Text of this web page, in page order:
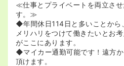
≪仕事とプライベートを両立さ
す。≫
◆年間休日114日と多いことから
メリハリをつけて働きたいとお
がここにあります。
◆マイカー通勤可能です！遠方
頂けます。